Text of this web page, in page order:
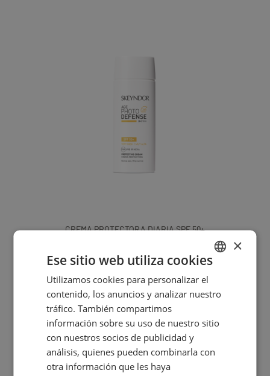
CREMA PROTECTORA DIARIA SPF 50+
44,80€
SPANISH
ENGLISH
×
Ese sitio web utiliza cookies
Utilizamos cookies para personalizar el
contenido, los anuncios y analizar nuestro
tráfico. También compartimos
información sobre su uso de nuestro sitio
con nuestros socios de publicidad y
análisis, quienes pueden combinarla con
otra información que les haya